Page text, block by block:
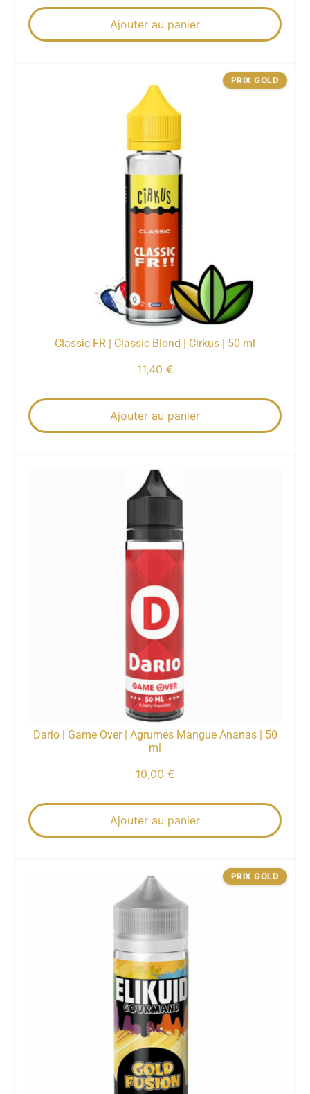
Ajouter au panier
Classic FR | Classic Blond | Cirkus | 50 ml
11,40 €
Ajouter au panier
PRIX GOLD
Dario | Game Over | Agrumes Mangue Ananas | 50
ml
10,00 €
Ajouter au panier
PRIX GOLD